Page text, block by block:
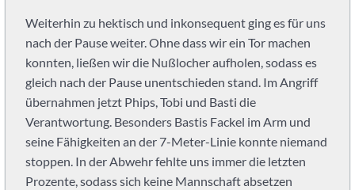
Wir
spielen
als
Spielgemeinschaft
der
SG
Heidelberg-
Leimen.
Weiterhin zu hektisch und inkonsequent ging es für uns
nach der Pause weiter. Ohne dass wir ein Tor machen
konnten, ließen wir die Nußlocher aufholen, sodass es
gleich nach der Pause unentschieden stand. Im Angriff
übernahmen jetzt Phips, Tobi und Basti die
Verantwortung. Besonders Bastis Fackel im Arm und
seine Fähigkeiten an der 7-Meter-Linie konnte niemand
stoppen. In der Abwehr fehlte uns immer die letzten
Prozente, sodass sich keine Mannschaft absetzen